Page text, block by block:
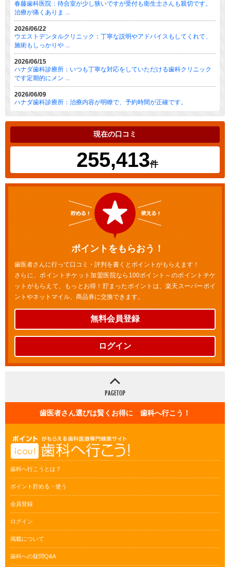
春藤歯科医院：待合室が少し狭いですが受付も衛生士さんも親切です。
治療が痛くありま ...
2026/06/22
ウエストデンタルクリニック：丁寧な説明やアドバイスもしてくれて、
施術もしっかりや ...
2026/06/15
ハナダ歯科診療所：いつも丁寧な対応をしていただける歯科クリニック
です定期的にメン ...
2026/06/09
ハナダ歯科診療所：治療内容が明瞭で、予約時間が正確です。
現在の口コミ
255,413件
ポイントをもらおう！
歯医者さんに行って口コミ・評判を書くとポイントがもらえます！
さらに、ポイントチケット加盟医院なら100ポイント～のポイントチケ
ットがもらえて、もっとお得！貯まったポイントは、楽天スーパーポイ
ントやネットマイル、商品券に交換できます。
無料会員登録
ログイン
歯医者さん選びは賢くお得に 歯科へ行こう！
歯科へ行こうとは？
ポイント貯める・使う
会員登録
ログイン
掲載について
歯科への疑問Q&A